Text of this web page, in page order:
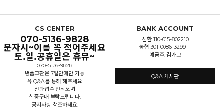
CS CENTER
070-5136-9828
문자시~이름 꼭 적어주세요
토.일.공휴일은 휴뮤~
070-5136-9828
반품교환은 7일안에만 가능
꼭 Q&A를 통해 해주세요
전화접수 안되오며
신중구매 부탁드립니다.
공지사항 참조하세요.
BANK ACCOUNT
신한 110-015-802210
농협 301-0086-3299-11
예금주: 김가교
Q&A 게시판